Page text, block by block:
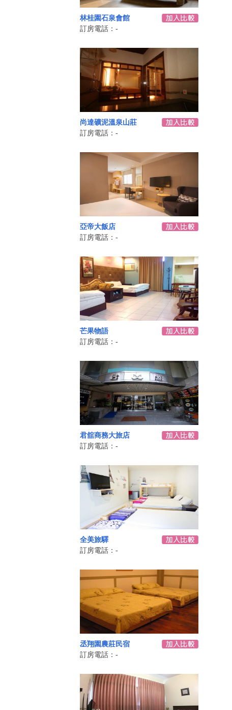
林桂園石泉會館
訂房電話：-
尚達礦泥溫泉山莊
訂房電話：-
亞帝大飯店
訂房電話：-
芒果物語
訂房電話：-
君舘商務大旅店
訂房電話：-
全美旅驛
訂房電話：-
丞翔園農莊民宿
訂房電話：-